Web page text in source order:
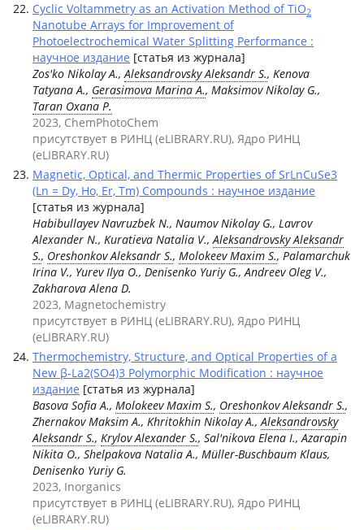
Cyclic Voltammetry as an Activation Method of TiO2
Nanotube Arrays for Improvement of
Photoelectrochemical Water Splitting Performance :
научное издание [статья из журнала]
Zos'ko Nikolay A.,Aleksandrovsky Aleksandr S., Kenova
Tatyana A., Gerasimova Marina A., Maksimov Nikolay G.,
Taran Oxana P.
2023, ChemPhotoChem
присутствует в РИНЦ (eLIBRARY.RU), Ядро РИНЦ
(eLIBRARY.RU)
Magnetic, Optical, and Thermic Properties of SrLnCuSe3
(Ln = Dy, Ho, Er, Tm) Compounds : научное издание
[статья из журнала]
Habibullayev Navruzbek N., Naumov Nikolay G., Lavrov
Alexander N., Kuratieva Natalia V.,Aleksandrovsky Aleksandr
S., Oreshonkov Aleksandr S., Molokeev Maxim S., Palamarchuk
Irina V., Yurev Ilya O., Denisenko Yuriy G., Andreev Oleg V.,
Zakharova Alena D.
2023, Magnetochemistry
присутствует в РИНЦ (eLIBRARY.RU), Ядро РИНЦ
(eLIBRARY.RU)
Thermochemistry, Structure, and Optical Properties of a
New β-La2(SO4)3 Polymorphic Modification : научное
издание [статья из журнала]
Basova Sofia A., Molokeev Maxim S., Oreshonkov Aleksandr S.,
Zhernakov Maksim A., Khritokhin Nikolay A.,Aleksandrovsky
Aleksandr S., Krylov Alexander S., Sal'nikova Elena I., Azarapin
Nikita O., Shelpakova Natalia A., Müller-Buschbaum Klaus,
Denisenko Yuriy G.
2023, Inorganics
присутствует в РИНЦ (eLIBRARY.RU), Ядро РИНЦ
(eLIBRARY.RU)